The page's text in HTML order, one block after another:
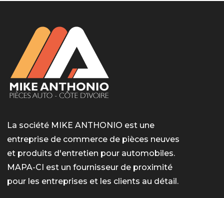
Бай Лото
escort barcelone
https://intimaties.net/es/category/woman-used-
used-panties-es/
eros houston
albanianescort
La société MIKE ANTHONIO est une
entreprise de commerce de pièces neuves
et produits d'entretien pour automobiles.
MAPA-CI est un fournisseur de proximité
pour les entreprises et les clients au détail.